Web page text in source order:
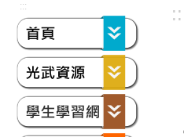
:::